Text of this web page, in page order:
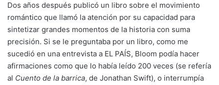
Dos años después publicó un libro sobre el movimiento
romántico que llamó la atención por su capacidad para
sintetizar grandes momentos de la historia con suma
precisión. Si se le preguntaba por un libro, como me
sucedió en una entrevista a EL PAÍS, Bloom podía hacer
afirmaciones como que lo había leído 200 veces (se refería
al Cuento de la barrica, de Jonathan Swift), o interrumpía